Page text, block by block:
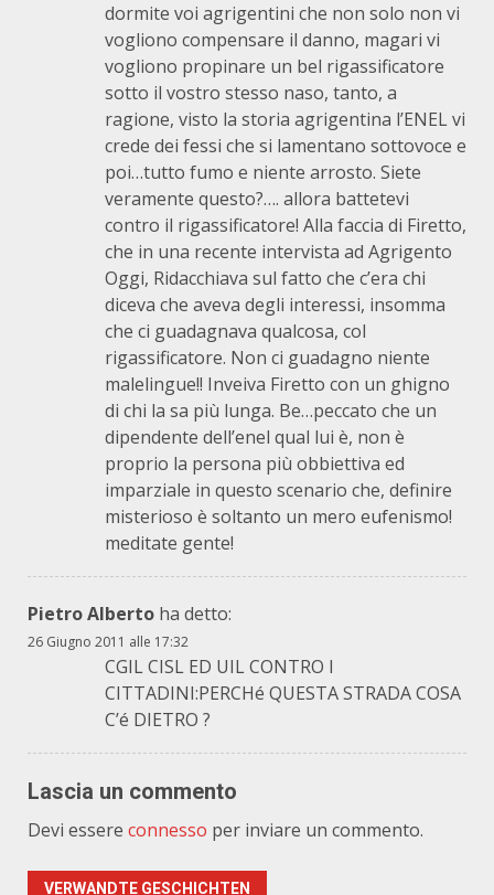
dormite voi agrigentini che non solo non vi
vogliono compensare il danno, magari vi
vogliono propinare un bel rigassificatore
sotto il vostro stesso naso, tanto, a
ragione, visto la storia agrigentina l’ENEL vi
crede dei fessi che si lamentano sottovoce e
poi…tutto fumo e niente arrosto. Siete
veramente questo?…. allora battetevi
contro il rigassificatore! Alla faccia di Firetto,
che in una recente intervista ad Agrigento
Oggi, Ridacchiava sul fatto che c’era chi
diceva che aveva degli interessi, insomma
che ci guadagnava qualcosa, col
rigassificatore. Non ci guadagno niente
malelingue!! Inveiva Firetto con un ghigno
di chi la sa più lunga. Be…peccato che un
dipendente dell’enel qual lui è, non è
proprio la persona più obbiettiva ed
imparziale in questo scenario che, definire
misterioso è soltanto un mero eufenismo!
meditate gente!
Pietro Alberto ha detto:
26 Giugno 2011 alle 17:32
CGIL CISL ED UIL CONTRO I
CITTADINI:PERCHé QUESTA STRADA COSA
C’é DIETRO ?
Lascia un commento
Devi essere connesso per inviare un commento.
VERWANDTE GESCHICHTEN